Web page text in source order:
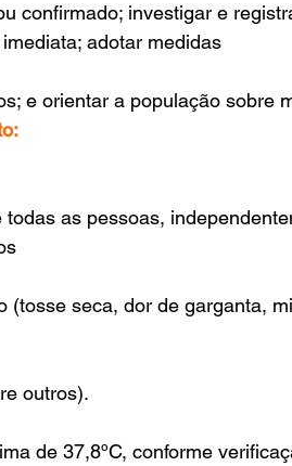
confirmado; investigar e
adotar medidas
e orientar a população sobre
as pessoas,
(tosse seca, dor de garganta,
outros).
de 37,8ºC, conforme